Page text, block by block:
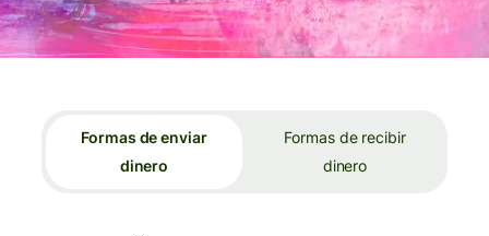
Formas de enviar
dinero
Formas de recibir
dinero